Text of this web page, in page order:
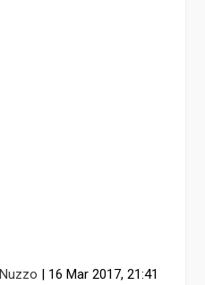
| 16 Mar 2017, 21:41